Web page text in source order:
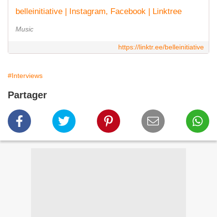
belleinitiative | Instagram, Facebook | Linktree
Music
https://linktr.ee/belleinitiative
#Interviews
Partager